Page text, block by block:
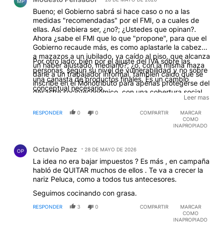
MP
Bueno; el Gobierno sabrá si hace caso o no a las
medidas "recomendadas" por el FMI, o a cuales de
ellas. Así debiera ser, ¿no?; ¿Ustedes que opinan?.
Ahora ¿sabe el FMI que lo que "propone", para que el
Gobierno recaude más, es como aplastarle la cabeza
a mazazos a un jubilado, ya caído al piso, que alcanza
un haber ajustado, mediano?; ¿o, con la misma maza
darle a un trabajador informal, tambien caido que se
inscribe en el Monotributo para apenas protegerse del
desastre socio/económico, con una cobertura social
(muy mínima) y a largo plazo, con un aporte jubilatorio
mínimo?. Y bueno, Kristalina Georgieva por ahí no lo
tiene muy claro, pero el Presidente Javier Milei, el
Ministro de Economía Luis Caputo y la Ministra de
veremos que hacen.
Por otro lado: bien por el ajuste del IVA sobre las
personas, según su nivel de vulnerabilidad y no sobre
una canasta de productos finales. Es un cambio
conceptual necesario.
Leer mas
RESPONDER 0 0 COMPARTIR
MARCAR
COMO
INAPROPIADO
OP Octavio Paez 28 DE MAYO DE 2026
La idea no era bajar impuestos ? Es más , en campaña
habló de QUITAR muchos de ellos . Te va a crecer la
nariz Peluca, como a todos tus antecesores.
Seguimos cocinando con grasa.
RESPONDER 3 0 COMPARTIR
MARCAR
COMO
INAPROPIADO